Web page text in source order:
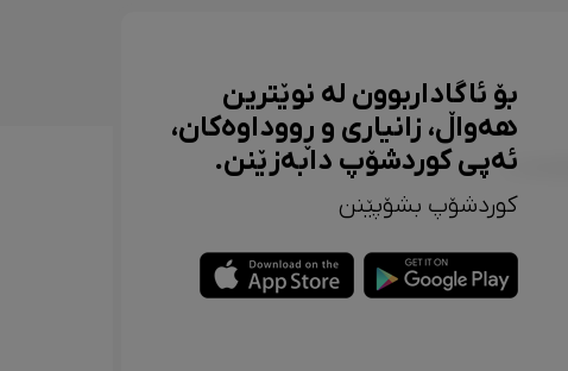
بۆ ئاگاداربوون لە نوێترین
هەواڵ، زانیاری و ڕووداوەکان،
ئەپی کوردشۆپ دابەزێنن.
کوردشۆپ بشۆپێنن